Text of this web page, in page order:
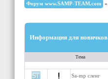
Форум www.SAMP-TEAM.com »
Информация для новичков
Тема
Sa-mp сленг